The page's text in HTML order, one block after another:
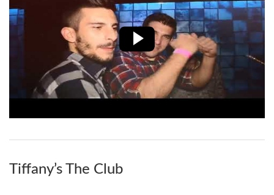
Tiffany’s The Club